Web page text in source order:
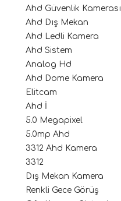
Ahd Güvenlik Kamerası
Ahd Dış Mekan
Ahd Ledli Kamera
Ahd Sistem
Analog Hd
Ahd Dome Kamera
Elitcam
Ahd İ
5.0 Megapixel
5.0mp Ahd
3312 Ahd Kamera
3312
Dış Mekan Kamera
Renkli Gece Görüş